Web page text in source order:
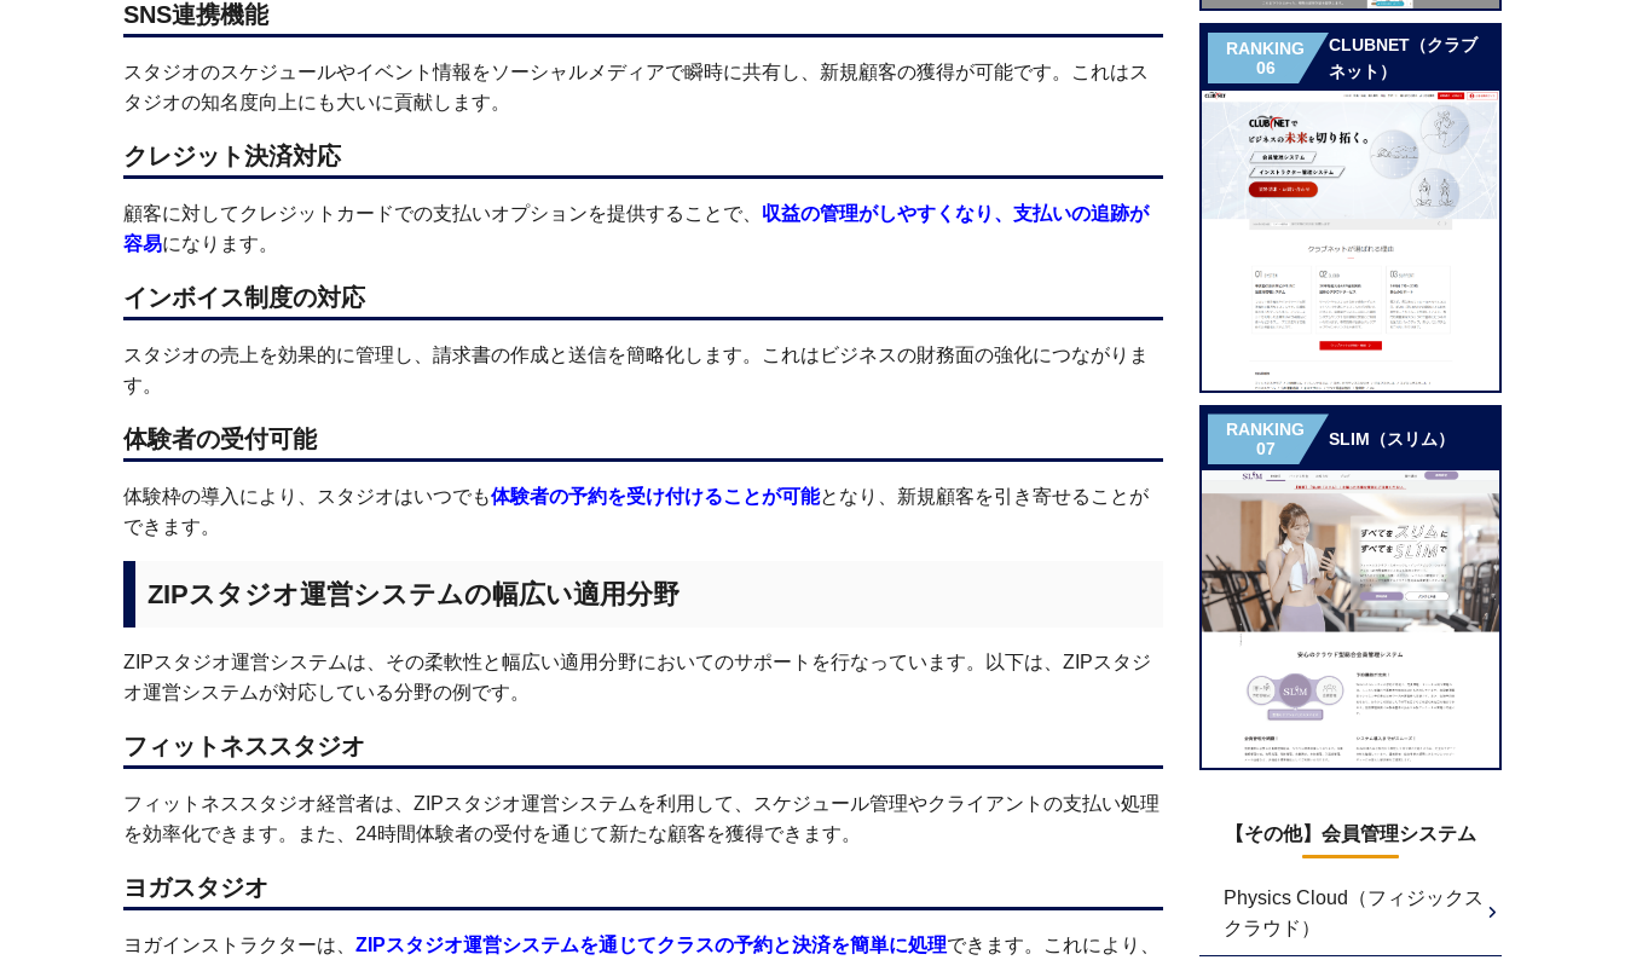
SNS連携機能
スタジオのスケジュールやイベント情報をソーシャルメディアで瞬時に共有し、新規顧客の獲得が可能です。これはス
タジオの知名度向上にも大いに貢献します。
クレジット決済対応
顧客に対してクレジットカードでの支払いオプションを提供することで、 収益の管理がしやすくなり、支払いの追跡が
容易になります。
インボイス制度の対応
スタジオの売上を効果的に管理し、請求書の作成と送信を簡略化します。これはビジネスの財務面の強化につながりま
す。
体験者の受付可能
体験枠の導入により、スタジオはいつでも体験者の予約を受け付けることが可能となり、新規顧客を引き寄せることが
できます。
ZIPスタジオ運営システムの幅広い適用分野
ZIPスタジオ運営システムは、その柔軟性と幅広い適用分野においてのサポートを行なっています。以下は、ZIPスタジ
オ運営システムが対応している分野の例です。
フィットネススタジオ
フィットネススタジオ経営者は、ZIPスタジオ運営システムを利用して、スケジュール管理やクライアントの支払い処理
を効率化できます。また、24時間体験者の受付を通じて新たな顧客を獲得できます。
ヨガスタジオ
ヨガインストラクターは、 ZIPスタジオ運営システムを通じてクラスの予約と決済を簡単に処理できます。これにより、
RANKING
06
CLUBNET（クラブ
ネット）
RANKING
07
SLIM（スリム）
【その他】会員管理システム
Physics Cloud（フィジックス
クラウド）